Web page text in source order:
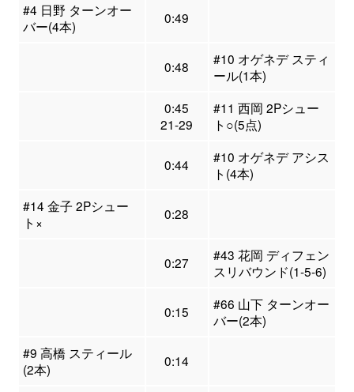
#4 日野 ターンオー
バー(4本)
0:49
0:48
#10 オゲネデ スティ
ール(1本)
0:45
21-29
#11 西岡 2Pシュー
ト○(5点)
0:44
#10 オゲネデ アシス
ト(4本)
#14 金子 2Pシュー
ト×
0:28
0:27
#43 花岡 ディフェン
スリバウンド(1-5-6)
0:15
#66 山下 ターンオー
バー(2本)
#9 高橋 スティール
(2本)
0:14